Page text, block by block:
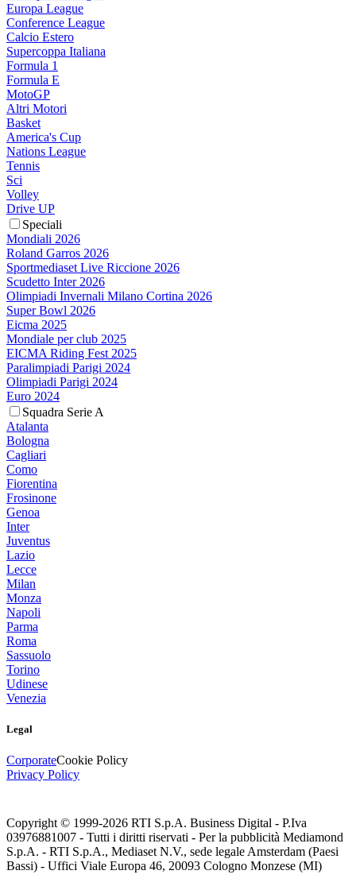
Europa League
Conference League
Calcio Estero
Supercoppa Italiana
Formula 1
Formula E
MotoGP
Altri Motori
Basket
America's Cup
Nations League
Tennis
Sci
Volley
Drive UP
Speciali
Mondiali 2026
Roland Garros 2026
Sportmediaset Live Riccione 2026
Scudetto Inter 2026
Olimpiadi Invernali Milano Cortina 2026
Super Bowl 2026
Eicma 2025
Mondiale per club 2025
EICMA Riding Fest 2025
Paralimpiadi Parigi 2024
Olimpiadi Parigi 2024
Euro 2024
Squadra Serie A
Atalanta
Bologna
Cagliari
Como
Fiorentina
Frosinone
Genoa
Inter
Juventus
Lazio
Lecce
Milan
Monza
Napoli
Parma
Roma
Sassuolo
Torino
Udinese
Venezia
Legal
CorporateCookie Policy
Privacy Policy
Copyright © 1999-2026 RTI S.p.A. Business Digital - P.Iva
03976881007 - Tutti i diritti riservati - Per la pubblicità Mediamond
S.p.A. - RTI S.p.A., Mediaset N.V., sede legale Amsterdam (Paesi
Bassi) - Uffici Viale Europa 46, 20093 Cologno Monzese (MI)